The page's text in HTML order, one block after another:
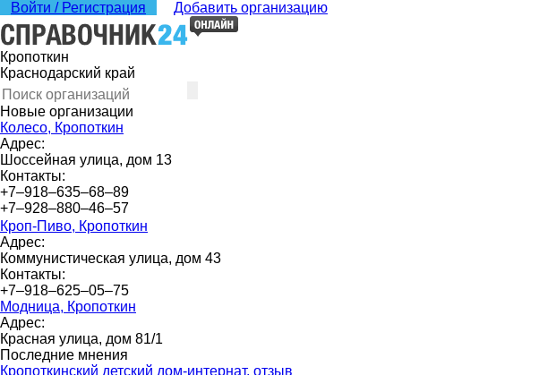
Войти / Регистрация Добавить организацию
Кропоткин
Краснодарский край
Новые организации
Колесо, Кропоткин
Адрес:
Шоссейная улица, дом 13
Контакты:
+7‒918‒635‒68‒89
+7‒928‒880‒46‒57
Кроп-Пиво, Кропоткин
Адрес:
Коммунистическая улица, дом 43
Контакты:
+7‒918‒625‒05‒75
Модница, Кропоткин
Адрес:
Красная улица, дом 81/1
Последние мнения
Кропоткинский детский дом-интернат, отзыв